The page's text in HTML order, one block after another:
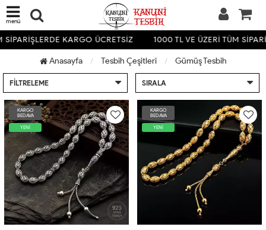
menü
KARGO ÜCRETSİZ 1000 TL VE ÜZERİ TÜM
Anasayfa Tesbih Çeşitleri Gümüş Tesbih
FILTRELEME SIRALA
KARGO
BEDAVA
YENİ
KARGO
BEDAVA
YENİ